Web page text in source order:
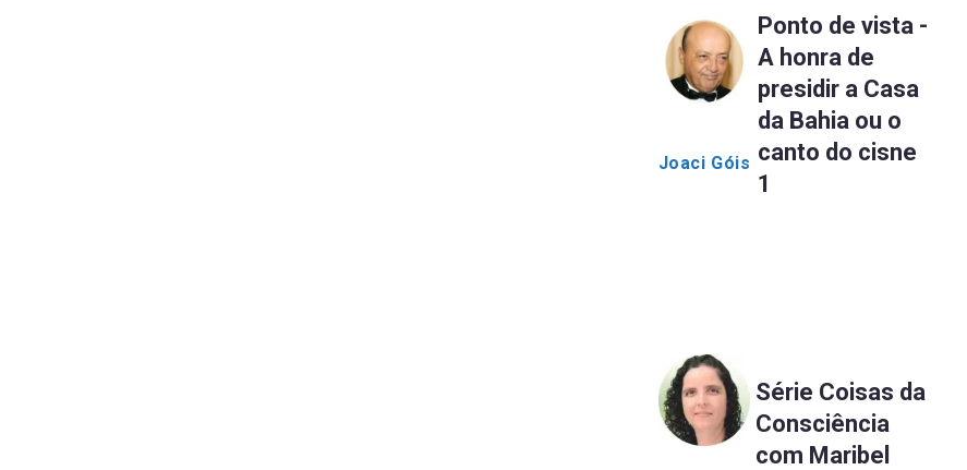
Joaci Góis
Ponto de vista -
A honra de
presidir a Casa
da Bahia ou o
canto do cisne
1
Série Coisas da
Consciência
com Maribel